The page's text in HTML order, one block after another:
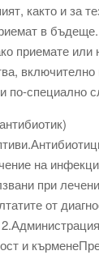
както и за
в
приемате или
включително
по-специално
на
при
от
и